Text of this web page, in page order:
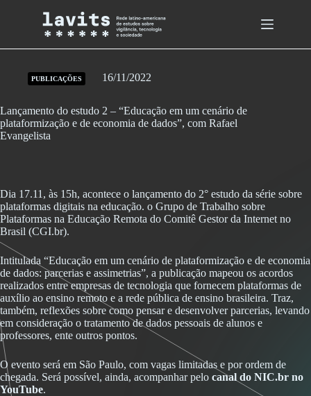
PUBLICAÇÕES 16/11/2022
Lançamento do estudo 2 – “Educação em um cenário de
plataformização e de economia de dados”, com Rafael
Evangelista
Dia 17.11, às 15h, acontece o lançamento do 2° estudo da série sobre
plataformas digitais na educação. o Grupo de Trabalho sobre
Plataformas na Educação Remota do Comitê Gestor da Internet no
Brasil (CGI.br).
Intitulada “Educação em um cenário de plataformização e de economia
de dados: parcerias e assimetrias”, a publicação mapeou os acordos
realizados entre empresas de tecnologia que fornecem plataformas de
auxílio ao ensino remoto e a rede pública de ensino brasileira. Traz,
também, reflexões sobre como pensar e desenvolver parcerias, levando
em consideração o tratamento de dados pessoais de alunos e
professores, ente outros pontos.
O evento será em São Paulo, com vagas limitadas e por ordem de
chegada. Será possível, ainda, acompanhar pelo canal do NIC.br no
YouTube.